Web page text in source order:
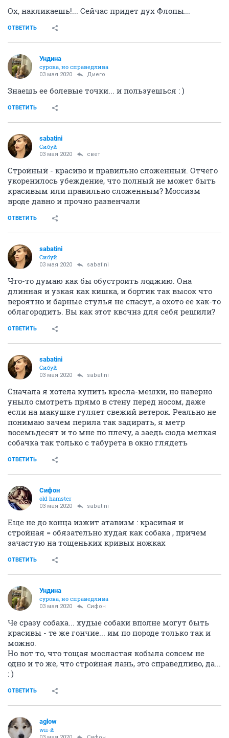
Ох, накликаешь!... Сейчас придет дух Флопы...
ОТВЕТИТЬ
Ундинa
сурова, но справедлива
03 мая 2020 Диего
Знаешь ее болевые точки... и пользуешься : )
ОТВЕТИТЬ
sabatini
Сибуй
03 мая 2020 свет
Стройный - красиво и правильно сложенный. Отчего
укоренилось убеждение, что полный не может быть
красивым или правильно сложенным? Моссизм
вроде давно и прочно развенчали
ОТВЕТИТЬ
sabatini
Сибуй
03 мая 2020 sabatini
Что-то думаю как бы обустроить лоджию. Она
длинная и узкая как кишка, и бортик так высок что
вероятно и барные стулья не спасут, а охото ее как-то
облагородить. Вы как этот квсчнз для себя решили?
ОТВЕТИТЬ
sabatini
Сибуй
03 мая 2020 sabatini
Сначала я хотела купить кресла-мешки, но наверно
уныло смотреть прямо в стену перед носом, даже
если на макушке гуляет свежий ветерок. Реально не
понимаю зачем перила так задирать, я метр
восемьдесят и то мне по плечу, а заедь сюда мелкая
собачка так только с табурета в окно глядеть
ОТВЕТИТЬ
Сифон
old hamster
03 мая 2020 sabatini
Еще не до конца изжит атавизм : красивая и
стройная = обязательно худая как собака , причем
зачастую на тощеньких кривых ножках
ОТВЕТИТЬ
Ундинa
сурова, но справедлива
03 мая 2020 Сифон
Че сразу собака... худые собаки вполне могут быть
красивы - те же гончие... им по породе только так и
можно.
Но вот то, что тощая мосластая кобыла совсем не
одно и то же, что стройная лань, это справедливо, да...
: )
ОТВЕТИТЬ
aglow
wii-й